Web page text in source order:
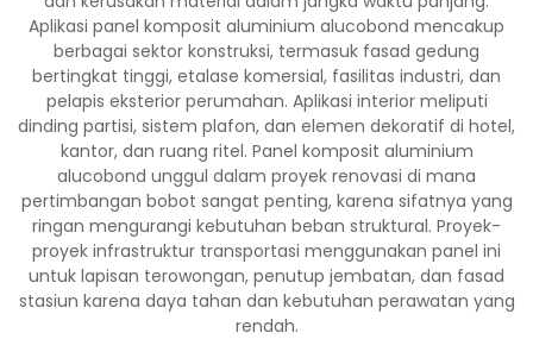
Aplikasi panel komposit aluminium alucobond mencakup
berbagai sektor konstruksi, termasuk fasad gedung
bertingkat tinggi, etalase komersial, fasilitas industri, dan
pelapis eksterior perumahan. Aplikasi interior meliputi
dinding partisi, sistem plafon, dan elemen dekoratif di hotel,
kantor, dan ruang ritel. Panel komposit aluminium
alucobond unggul dalam proyek renovasi di mana
pertimbangan bobot sangat penting, karena sifatnya yang
ringan mengurangi kebutuhan beban struktural. Proyek-
proyek infrastruktur transportasi menggunakan panel ini
untuk lapisan terowongan, penutup jembatan, dan fasad
stasiun karena daya tahan dan kebutuhan perawatan yang
rendah.